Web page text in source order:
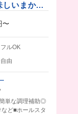
しいまかな
〜
ルOK
由
単な調理補助◎
ど■ホールスタ